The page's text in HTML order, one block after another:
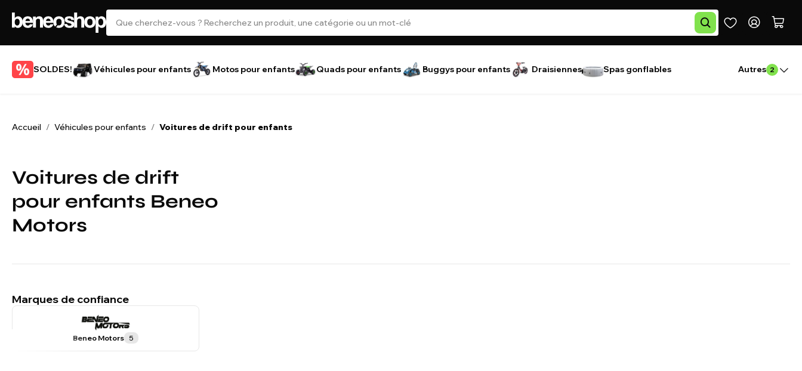
SOLDES! Véhicules pour enfants Motos pour enfants Quads pour enfants Buggys pour enfants Draisiennes Spas gonflables Autres 2
Accueil / Véhicules pour enfants / Voitures de drift pour enfants
Voitures de drift
pour enfants Beneo
Motors
Marques de confiance
Beneo Motors 5